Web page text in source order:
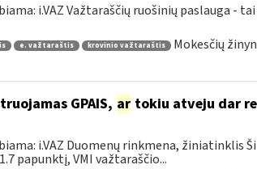
i.VAZ Važtaraščių ruošinių paslauga -
e. važtaraštis krovinio važtaraštis Mokesčių
GPAIS, artokiu atveju dar
i.VAZ Duomenų rinkmena, žiniatinklis
papunktį, VMI važtaraščio...